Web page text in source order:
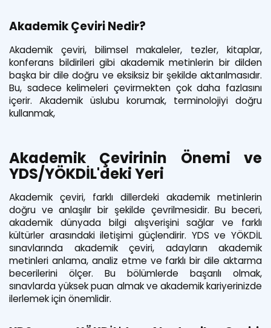
İngilizce Gramer
Akademik Çeviri Nedir?
Akademik çeviri, bilimsel makaleler, tezler, kitaplar,
konferans bildirileri gibi akademik metinlerin bir dilden
başka bir dile doğru ve eksiksiz bir şekilde aktarılmasıdır.
Bu, sadece kelimeleri çevirmekten çok daha fazlasını
içerir. Akademik üslubu korumak, terminolojiyi doğru
kullanmak,
Akademik Çevirinin Önemi ve
YDS/YÖKDİL'deki Yeri
Akademik çeviri, farklı dillerdeki akademik metinlerin
doğru ve anlaşılır bir şekilde çevrilmesidir. Bu beceri,
akademik dünyada bilgi alışverişini sağlar ve farklı
kültürler arasındaki iletişimi güçlendirir. YDS ve YÖKDİL
sınavlarında akademik çeviri, adayların akademik
metinleri anlama, analiz etme ve farklı bir dile aktarma
becerilerini ölçer. Bu bölümlerde başarılı olmak,
sınavlarda yüksek puan almak ve akademik kariyerinizde
ilerlemek için önemlidir.